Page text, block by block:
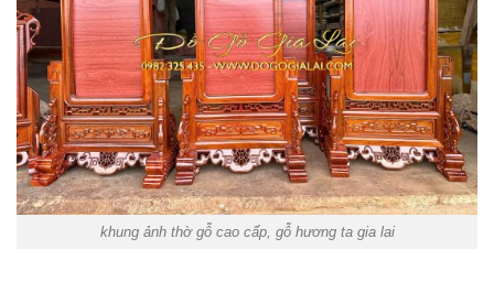
khung ảnh thờ gỗ cao cấp, gỗ hương ta gia lai